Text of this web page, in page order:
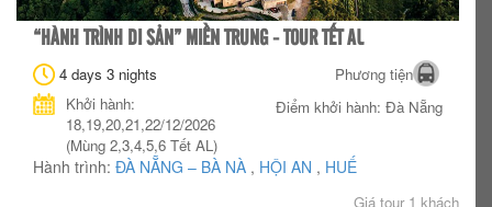
“HÀNH TRÌNH DI SẢN” MIỀN TRUNG - TOUR TẾT AL
4 days 3 nights
Phương tiện
Khởi hành:
18,19,20,21,22/12/2026
(Mùng 2,3,4,5,6 Tết AL)
Điểm khởi hành: Đà Nẵng
Hành trình: ĐÀ NẴNG – BÀ NÀ , HỘI AN , HUẾ
Giá tour 1 khách